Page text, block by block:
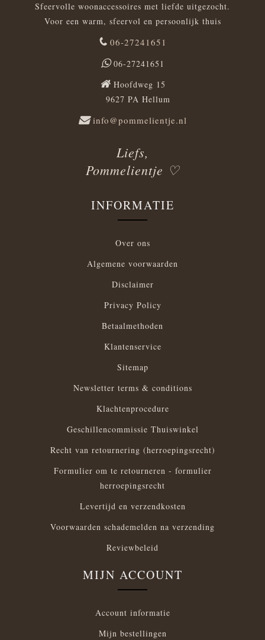
Sfeervolle woonaccessoires met liefde uitgezocht.
Voor een warm, sfeervol en persoonlijk thuis
06-27241651
06-27241651
Hoofdweg 15
9627 PA Hellum
info@pommelientje.nl
Liefs,
Pommelientje ♡
INFORMATIE
Over ons
Algemene voorwaarden
Disclaimer
Privacy Policy
Betaalmethoden
Klantenservice
Sitemap
Newsletter terms & conditions
Klachtenprocedure
Geschillencommissie Thuiswinkel
Recht van retournering (herroepingsrecht)
Formulier om te retourneren - formulier
herroepingsrecht
Levertijd en verzendkosten
Voorwaarden schademelden na verzending
Reviewbeleid
MIJN ACCOUNT
Account informatie
Mijn bestellingen